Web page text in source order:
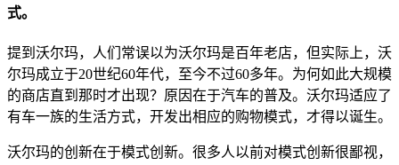
式。
提到沃尔玛，人们常误以为沃尔玛是百年老店，但实际上，沃
尔玛成立于20世纪60年代，至今不过60多年。为何如此大规模
的商店直到那时才出现？原因在于汽车的普及。沃尔玛适应了
有车一族的生活方式，开发出相应的购物模式，才得以诞生。
沃尔玛的创新在于模式创新。很多人以前对模式创新很鄙视，